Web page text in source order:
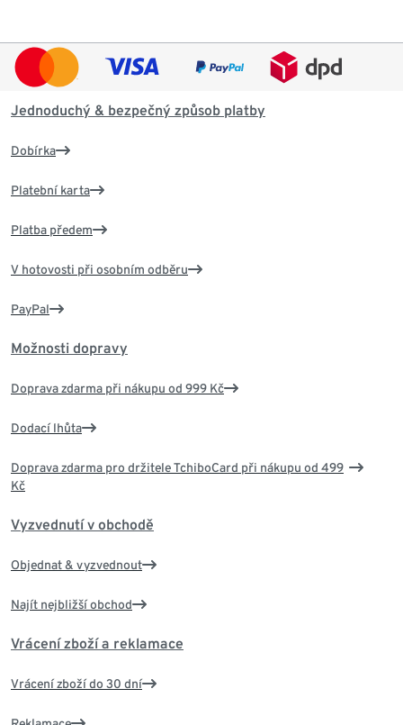
Jednoduchý & bezpečný způsob platby
Dobírka
Platební karta
Platba předem
V hotovosti při osobním odběru
PayPal
Možnosti dopravy
Doprava zdarma při nákupu od 999 Kč
Dodací lhůta
Doprava zdarma pro držitele TchiboCard při nákupu od 499
Kč
Vyzvednutí v obchodě
Objednat & vyzvednout
Najít nejbližší obchod
Vrácení zboží a reklamace
Vrácení zboží do 30 dní